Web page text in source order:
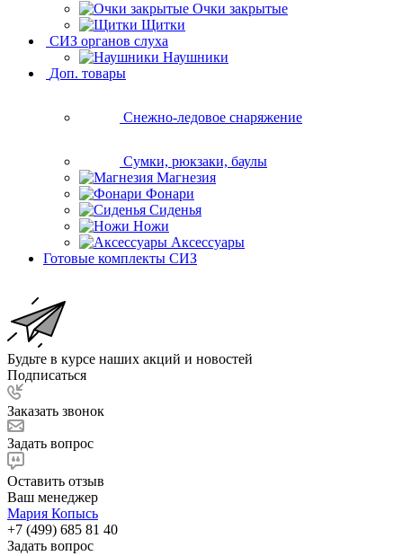
Очки закрытые
Щитки
СИЗ органов слуха
Наушники
Доп. товары
Снежно-ледовое снаряжение
Сумки, рюкзаки, баулы
Магнезия
Фонари
Сиденья
Ножи
Аксессуары
Готовые комплекты СИЗ
Будьте в курсе наших акций и новостей
Подписаться
Заказать звонок
Задать вопрос
Оставить отзыв
Ваш менеджер
Мария Копысь
+7 (499) 685 81 40
Задать вопрос